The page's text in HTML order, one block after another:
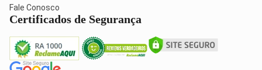
Fale Conosco
Certificados de Segurança